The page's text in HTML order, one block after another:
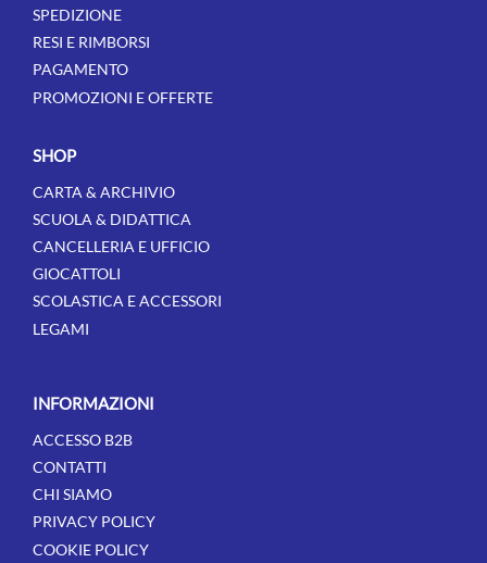
INFORMAZIONI
ACCESSO B2B
CONTATTI
CHI SIAMO
PRIVACY POLICY
COOKIE POLICY
SHOP
CARTA & ARCHIVIO
SCUOLA & DIDATTICA
CANCELLERIA E UFFICIO
GIOCATTOLI
SCOLASTICA E ACCESSORI
LEGAMI
SPEDIZIONE
RESI E RIMBORSI
PAGAMENTO
PROMOZIONI E OFFERTE